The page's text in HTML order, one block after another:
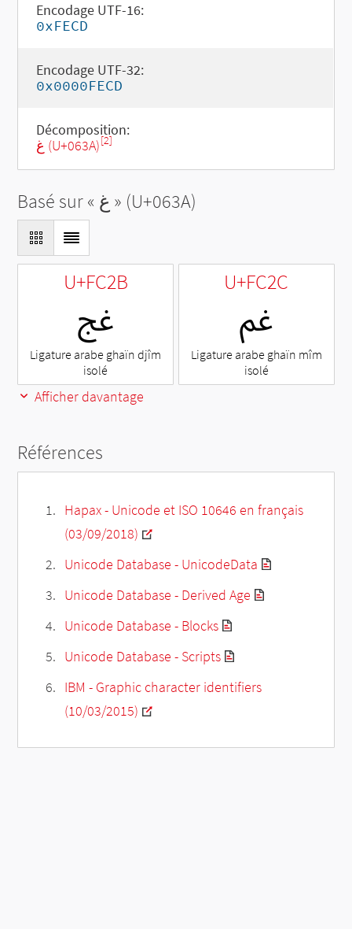
Encodage UTF-16:
0xFECD
Encodage UTF-32:
0x0000FECD
Décomposition:
غ (U+063A)[2]
Basé sur « غ » (U+063A)
U+FC2B
ﰫ
Ligature arabe ghaïn djîm
isolé
U+FC2C
ﰬ
Ligature arabe ghaïn mîm
isolé
Afficher davantage
Références
Hapax - Unicode et ISO 10646 en français
(03/09/2018)
Unicode Database - UnicodeData
Unicode Database - Derived Age
Unicode Database - Blocks
Unicode Database - Scripts
IBM - Graphic character identifiers
(10/03/2015)